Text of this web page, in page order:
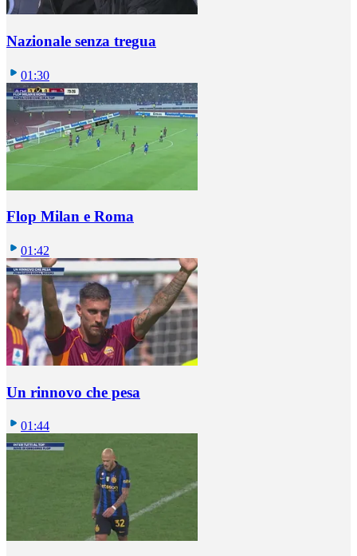
Nazionale senza tregua
01:30
Flop Milan e Roma
01:42
Un rinnovo che pesa
01:44